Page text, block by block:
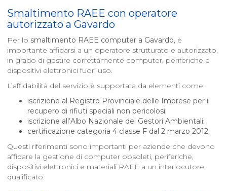
Smaltimento RAEE con operatore
autorizzato a Gavardo
Per lo smaltimento RAEE computer a Gavardo, è
importante affidarsi a un operatore strutturato e autorizzato,
in grado di gestire correttamente computer, periferiche e
dispositivi elettronici fuori uso.
L’affidabilità del servizio è supportata da elementi come:
iscrizione al Registro Provinciale delle Imprese per il
recupero di rifiuti speciali non pericolosi;
iscrizione all’Albo Nazionale dei Gestori Ambientali;
certificazione categoria 4 classe F dal 2 marzo 2012.
Questi riferimenti sono importanti per aziende che devono
affidare la gestione di computer obsoleti, periferiche,
dispositivi elettronici e materiali RAEE a un interlocutore
qualificato.